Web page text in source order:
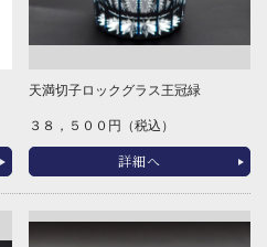
天満切子ロックグラス王冠緑
３８，５００円（税込）
詳細へ